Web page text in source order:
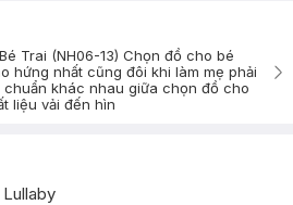
Trai (NH06-13) Chọn đồ cho bé
hứng nhất cũng đôi khi làm mẹ phải
khác nhau giữa chọn đồ cho
liệu vải đến hìn
Lullaby